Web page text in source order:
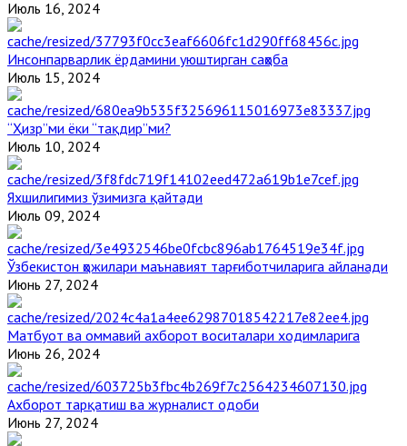
Июль 16, 2024
Инсонпарварлик ёрдамини уюштирган саҳоба
Июль 15, 2024
“Ҳизр”ми ёки “тақдир”ми?
Июль 10, 2024
Яхшилигимиз ўзимизга қайтади
Июль 09, 2024
Ўзбекистон ҳожилари маънавият тарғиботчиларига айланади
Июнь 27, 2024
Матбуот ва оммавий ахборот воситалари ходимларига
Июнь 26, 2024
Ахборот тарқатиш ва журналист одоби
Июнь 27, 2024